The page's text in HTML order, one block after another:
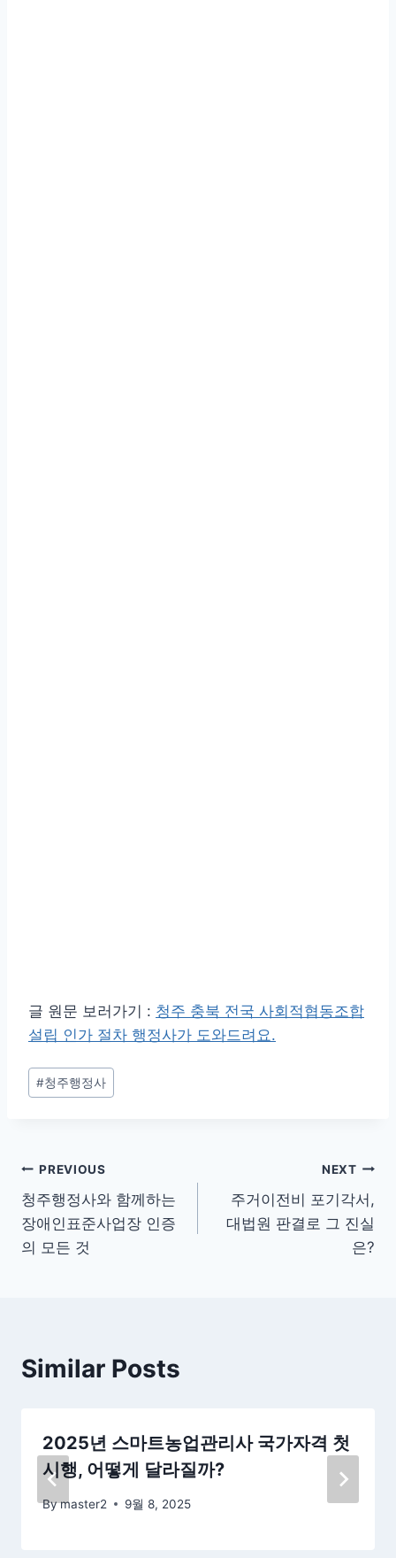
글 원문 보러가기 : 청주 충북 전국 사회적협동조합
설립 인가 절차 행정사가 도와드려요.
Post
Tags:
#청주행정사
글
탐
색
PREVIOUS
청주행정사와 함께하는
장애인표준사업장 인증
의 모든 것
NEXT
주거이전비 포기각서,
대법원 판결로 그 진실
은?
Similar Posts
2025년 스마트농업관리사 국가자격 첫
시행, 어떻게 달라질까?
Bymaster2 9월 8, 2025